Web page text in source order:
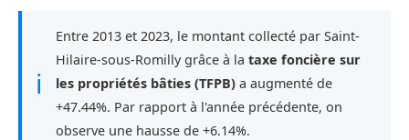
ℹ
Entre 2013 et 2023, le montant collecté par Saint-
Hilaire-sous-Romilly grâce à la taxe foncière sur
les propriétés bâties (TFPB) a augmenté de
+47.44%. Par rapport à l'année précédente, on
observe une hausse de +6.14%.